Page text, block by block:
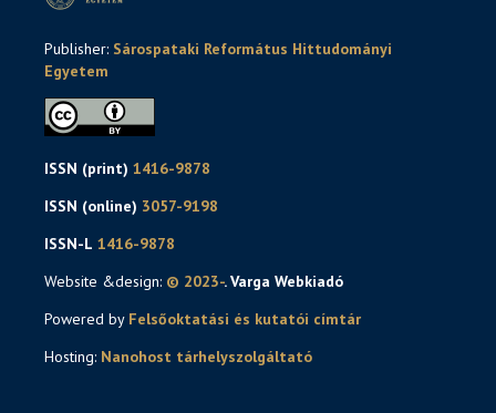
Publisher: Sárospataki Református Hittudományi
Egyetem
ISSN (print) 1416-9878
ISSN (online) 3057-9198
ISSN-L 1416-9878
Website &design: © 2023-. Varga Webkiadó
Powered by Felsőoktatási és kutatói címtár
Hosting: Nanohost tárhelyszolgáltató